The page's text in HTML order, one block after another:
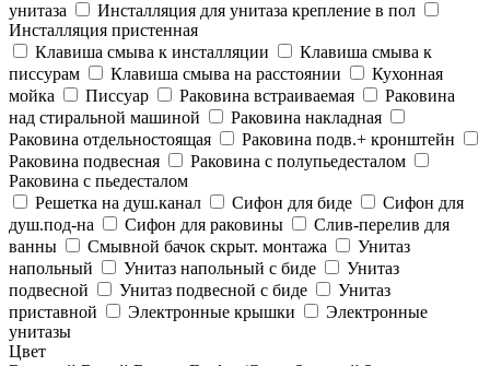
унитаза
Инсталляция для унитаза крепление в пол
Инсталляция пристенная
Клавиша смыва к инсталляции
Клавиша смыва к
писсурам
Клавиша смыва на расстоянии
Кухонная
мойка
Писсуар Раковина встраиваемая
Раковина
над стиральной машиной
Раковина накладная
Раковина отдельностоящая
Раковина подв.+ кронштейн
Раковина подвесная
Раковина с полупьедесталом
Раковина с пьедесталом
Решетка на душ.канал
Сифон для биде
Сифон для
душ.под-на
Сифон для раковины
Слив-перелив для
ванны
Смывной бачок скрыт. монтажа
Унитаз
напольный
Унитаз напольный с биде
Унитаз
подвесной
Унитаз подвесной с биде
Унитаз
приставной
Электронные крышки
Электронные
унитазы
Цвет